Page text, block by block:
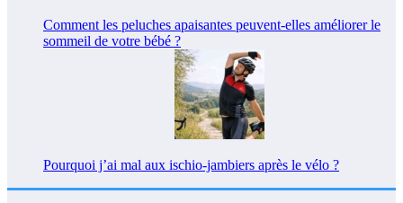
Comment les peluches apaisantes peuvent-elles améliorer le
sommeil de votre bébé ?
Pourquoi j’ai mal aux ischio-jambiers après le vélo ?